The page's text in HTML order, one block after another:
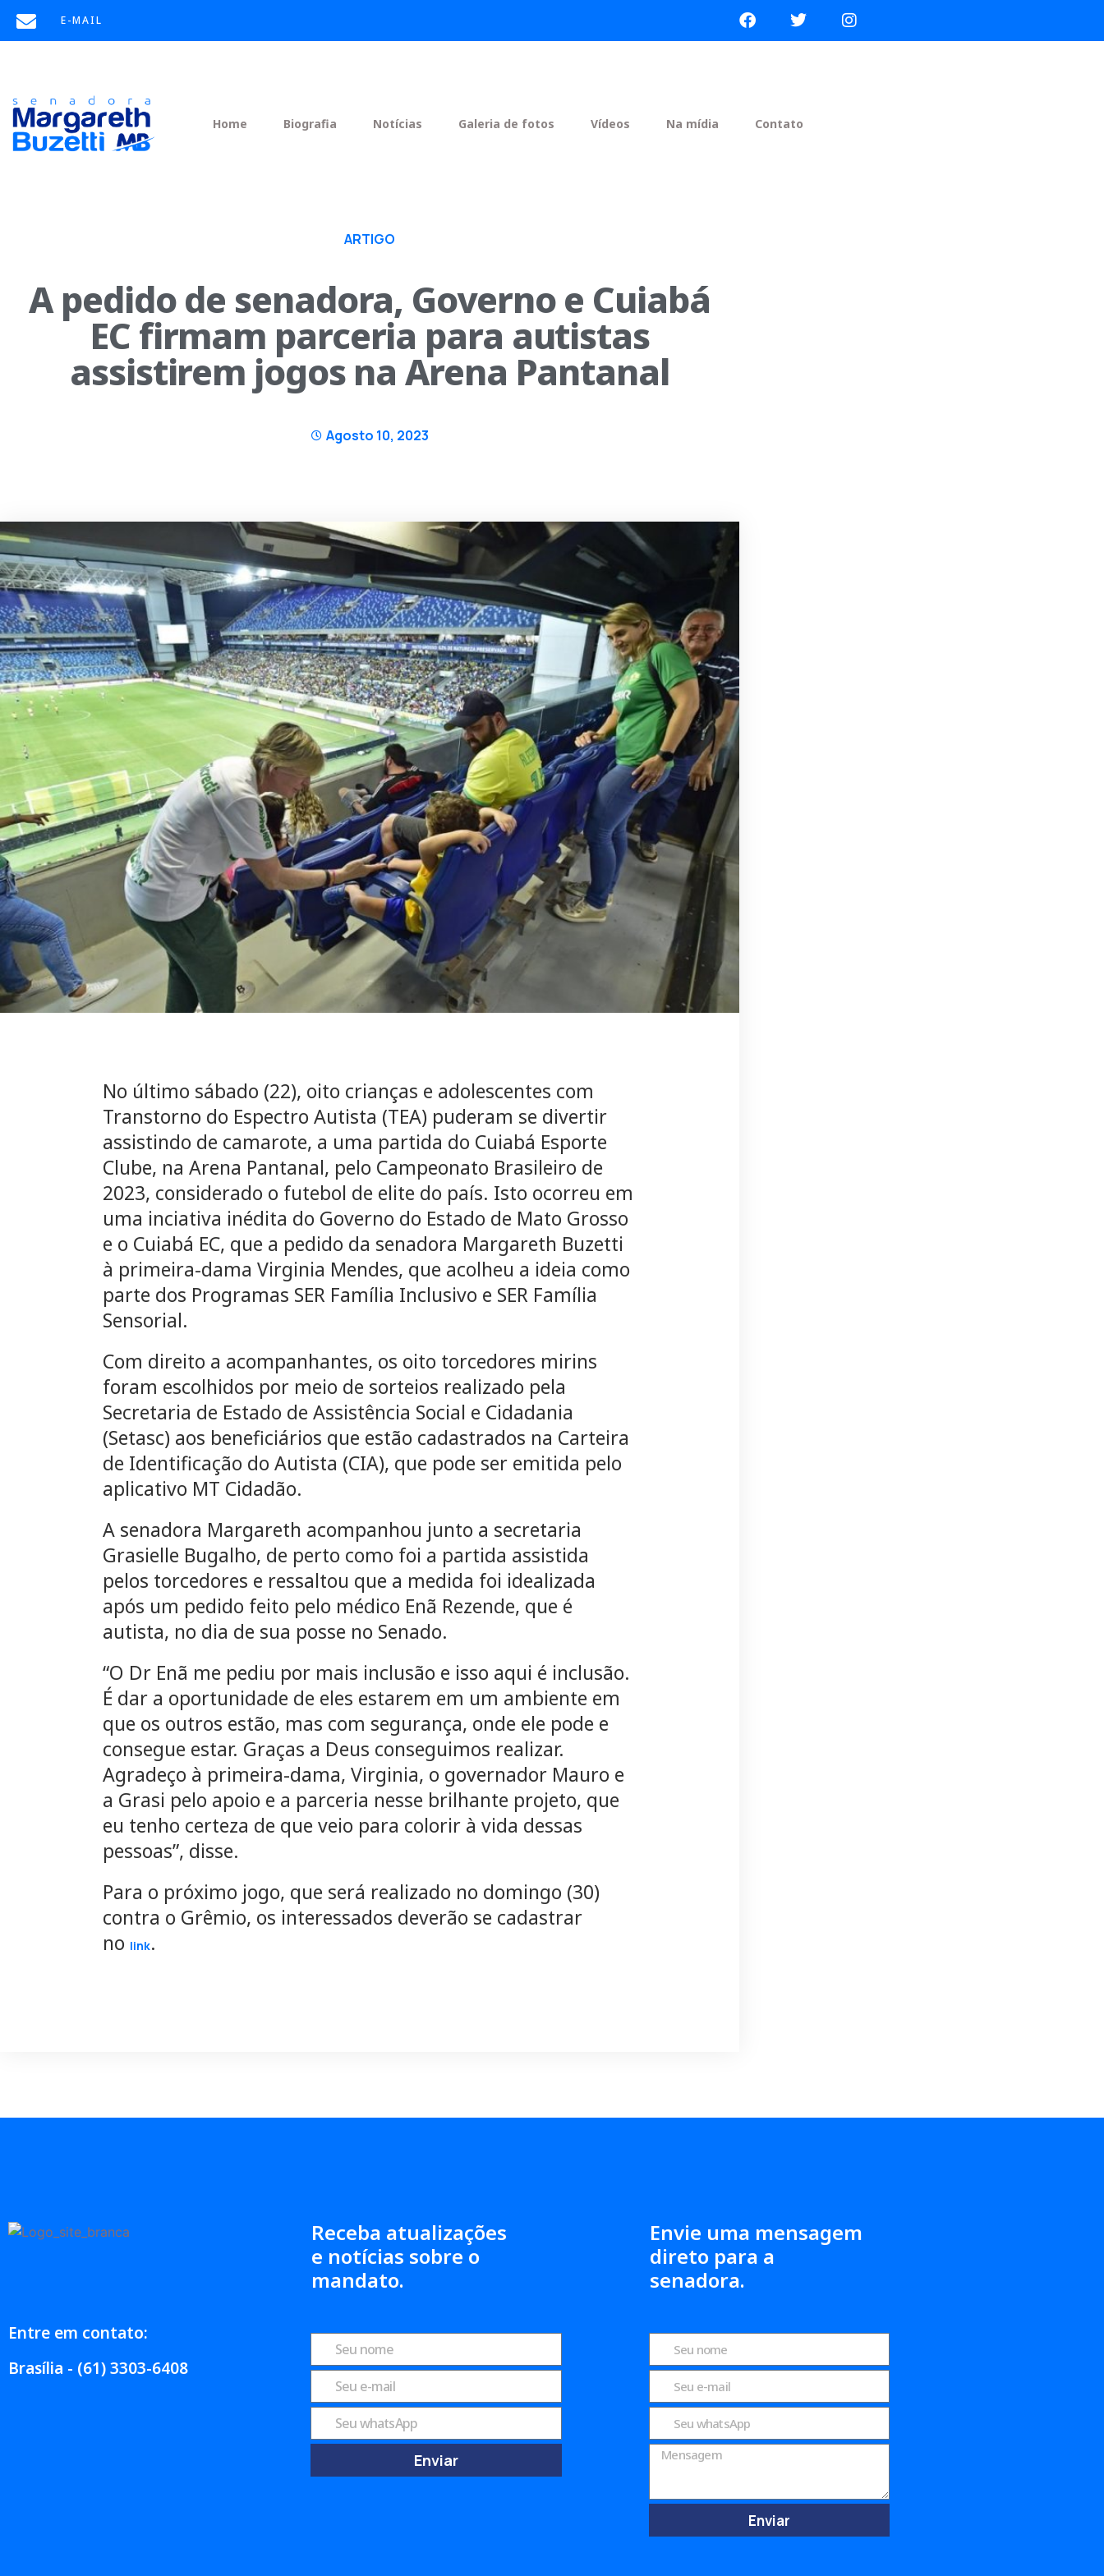
E-MAIL
Home Biografia Notícias Galeria de fotos Vídeos Na mídia Contato
ARTIGO
A pedido de senadora, Governo e Cuiabá
EC firmam parceria para autistas
assistirem jogos na Arena Pantanal
Agosto 10, 2023
No último sábado (22), oito crianças e adolescentes com
Transtorno do Espectro Autista (TEA) puderam se divertir
assistindo de camarote, a uma partida do Cuiabá Esporte
Clube, na Arena Pantanal, pelo Campeonato Brasileiro de
2023, considerado o futebol de elite do país. Isto ocorreu em
uma inciativa inédita do Governo do Estado de Mato Grosso
e o Cuiabá EC, que a pedido da senadora Margareth Buzetti
à primeira-dama Virginia Mendes, que acolheu a ideia como
parte dos Programas SER Família Inclusivo e SER Família
Sensorial.
Com direito a acompanhantes, os oito torcedores mirins
foram escolhidos por meio de sorteios realizado pela
Secretaria de Estado de Assistência Social e Cidadania
(Setasc) aos beneficiários que estão cadastrados na Carteira
de Identificação do Autista (CIA), que pode ser emitida pelo
aplicativo MT Cidadão.
A senadora Margareth acompanhou junto a secretaria
Grasielle Bugalho, de perto como foi a partida assistida
pelos torcedores e ressaltou que a medida foi idealizada
após um pedido feito pelo médico Enã Rezende, que é
autista, no dia de sua posse no Senado.
“O Dr Enã me pediu por mais inclusão e isso aqui é inclusão.
É dar a oportunidade de eles estarem em um ambiente em
que os outros estão, mas com segurança, onde ele pode e
consegue estar. Graças a Deus conseguimos realizar.
Agradeço à primeira-dama, Virginia, o governador Mauro e
a Grasi pelo apoio e a parceria nesse brilhante projeto, que
eu tenho certeza de que veio para colorir à vida dessas
pessoas”, disse.
Para o próximo jogo, que será realizado no domingo (30)
contra o Grêmio, os interessados deverão se cadastrar
no link.
Entre em contato:
Brasília - (61) 3303-6408
Receba atualizações
e notícias sobre o
mandato.
Enviar
Envie uma mensagem
direto para a
senadora.
Enviar